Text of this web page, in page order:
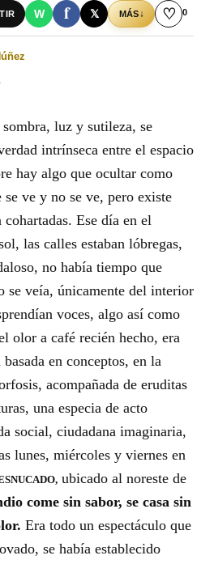
W f 𝕏 MÁS↓ ♡ 0
luz y sutileza, se
intrínseca entre el espacio
hay algo que ocultar como
ve y no se ve, pero existe
Ese día en el
las calles estaban lóbregas,
no había tiempo que
se veía, únicamente del interior
voces, algo así como
olor a café recién hecho, era
en conceptos, en la
acompañada de eruditas
una especia de acto
social, ciudadana imaginaria,
lunes, miércoles y viernes en
ubicado al noreste de
come sin sabor, se casa sin
Era todo un espectáculo que
se había establecido